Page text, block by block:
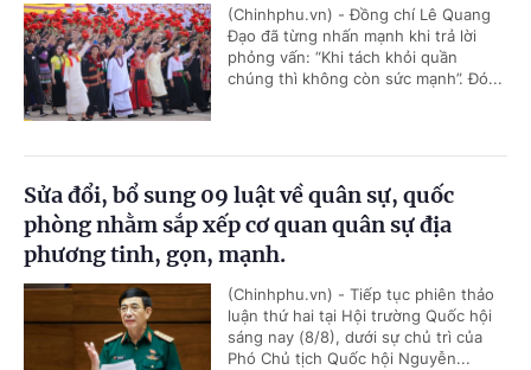
(Chinhphu.vn) - Đồng chí Lê Quang
Đạo đã từng nhấn mạnh khi trả lời
phỏng vấn: “Khi tách khỏi quần
chúng thì không còn sức mạnh”. Đó...
Sửa đổi, bổ sung 09 luật về quân sự, quốc
phòng nhằm sắp xếp cơ quan quân sự địa
phương tinh, gọn, mạnh.
(Chinhphu.vn) - Tiếp tục phiên thảo
luận thứ hai tại Hội trường Quốc hội
sáng nay (8/8), dưới sự chủ trì của
Phó Chủ tịch Quốc hội Nguyễn...